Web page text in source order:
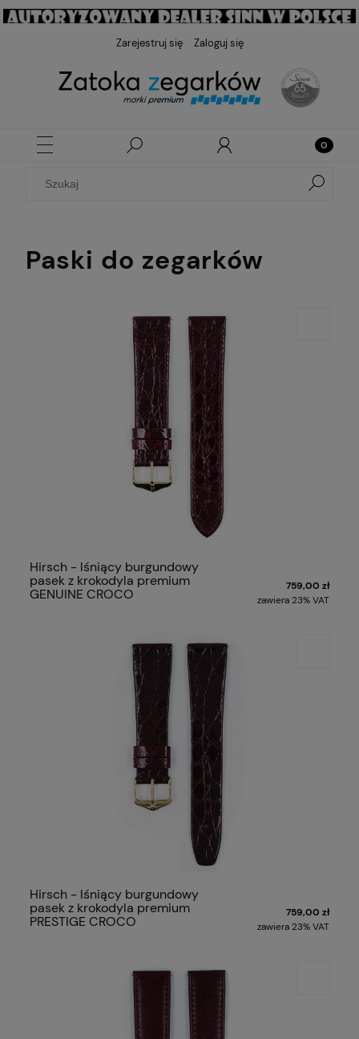
Zarejestruj się Zaloguj się
Paski do zegarków
Hirsch - lśniący burgundowy
pasek z krokodyla premium
GENUINE CROCO
759,00 zł
zawiera 23% VAT
Hirsch - lśniący burgundowy
pasek z krokodyla premium
PRESTIGE CROCO
759,00 zł
zawiera 23% VAT